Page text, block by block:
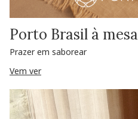
Porto Brasil à mesa
Prazer em saborear
Vem ver